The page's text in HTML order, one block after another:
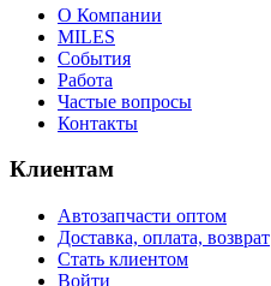
О Компании
MILES
События
Работа
Частые вопросы
Контакты
Клиентам
Автозапчасти оптом
Доставка, оплата, возврат
Стать клиентом
Войти